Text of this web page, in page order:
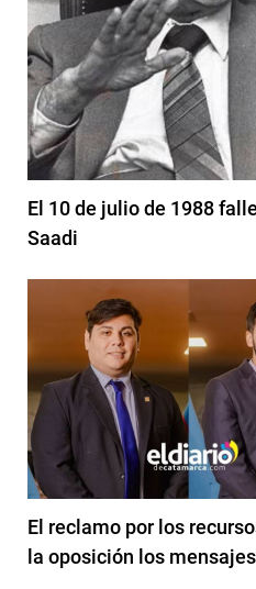
El 10 de julio de 1988
Saadi
El reclamo por los
la oposición los